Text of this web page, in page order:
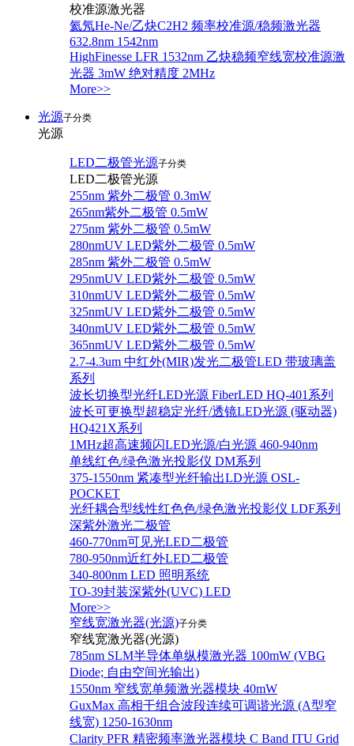
校准源激光器
氦氖He-Ne/乙炔C2H2 频率校准源/稳频激光器
632.8nm 1542nm
HighFinesse LFR 1532nm 乙炔稳频窄线宽校准源激
光器 3mW 绝对精度 2MHz
More>>
光源子分类
光源
LED二极管光源子分类
LED二极管光源
255nm 紫外二极管 0.3mW
265nm紫外二极管 0.5mW
275nm 紫外二极管 0.5mW
280nmUV LED紫外二极管 0.5mW
285nm 紫外二极管 0.5mW
295nmUV LED紫外二极管 0.5mW
310nmUV LED紫外二极管 0.5mW
325nmUV LED紫外二极管 0.5mW
340nmUV LED紫外二极管 0.5mW
365nmUV LED紫外二极管 0.5mW
2.7-4.3um 中红外(MIR)发光二极管LED 带玻璃盖
系列
波长切换型光纤LED光源 FiberLED HQ-401系列
波长可更换型超稳定光纤/透镜LED光源 (驱动器)
HQ421X系列
1MHz超高速频闪LED光源/白光源 460-940nm
单线红色/绿色激光投影仪 DM系列
375-1550nm 紧凑型光纤输出LD光源 OSL-
POCKET
光纤耦合型线性红色色/绿色激光投影仪 LDF系列
深紫外激光二极管
460-770nm可见光LED二极管
780-950nm近红外LED二极管
340-800nm LED 照明系统
TO-39封装深紫外(UVC) LED
More>>
窄线宽激光器(光源)子分类
窄线宽激光器(光源)
785nm SLM半导体单纵模激光器 100mW (VBG
Diode; 自由空间光输出)
1550nm 窄线宽单频激光器模块 40mW
GuxMax 高相干组合波段连续可调谐光源 (A型窄
线宽) 1250-1630nm
Clarity PFR 精密频率激光器模块 C Band ITU Grid